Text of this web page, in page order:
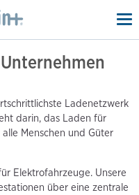
Ladenetzwerk
darin, das Laden für
Menschen und Güter
Elektrofahrzeuge. Unsere
über eine zentrale